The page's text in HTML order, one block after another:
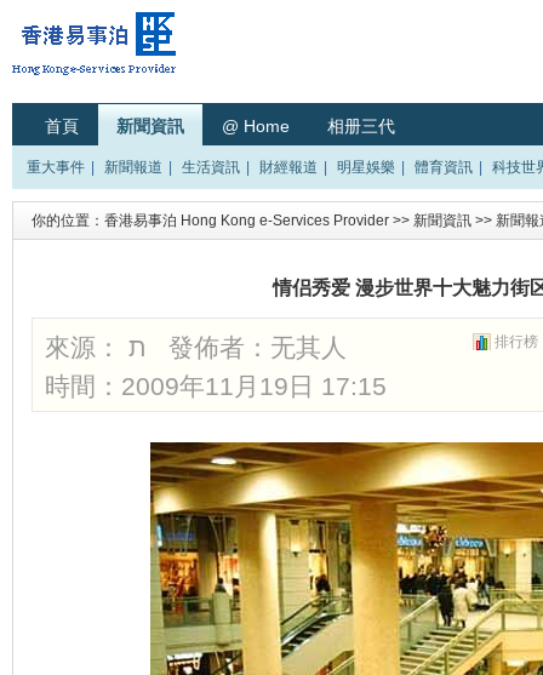
首頁 新聞資訊 @ Home 相册三代
重大事件 新聞報道 生活資訊 財經報道 明星娛樂 體育資訊 科技世
你的位置： 香港易事泊 Hong Kong e-Services Provider >> 新聞資訊 >> 新聞報
情侣秀爱 漫步世界十大魅力街
排行榜 來源： ת 發佈者： 无其人
時間：2009年11月19日 17:15